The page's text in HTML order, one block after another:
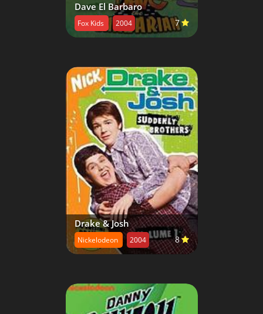
Dave El Barbaro
Fox Kids 2004 7
Drake & Josh
Nickelodeon 2004 8